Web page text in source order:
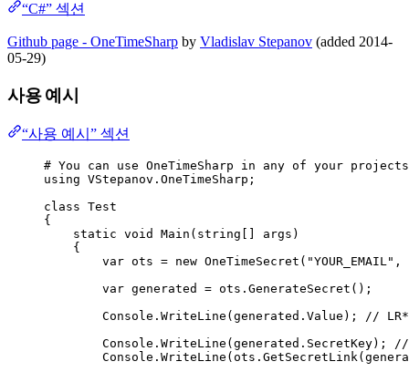
“C#” 섹션
Github page - OneTimeSharp by Vladislav Stepanov (added 2014-
05-29)
사용 예시
“사용 예시” 섹션
# You can use OneTimeSharp in any of your
using VStepanov . OneTimeSharp ;
class Test
{
static void Main ( string [] args)
{
var ots = new OneTimeSecret( "YOUR_EMAIL" ,
var generated = ots . GenerateSecret ();
Console . WriteLine ( generated . Value ); //
Console . WriteLine ( generated . SecretKey); //
Console . WriteLine ( ots . GetSecretLink